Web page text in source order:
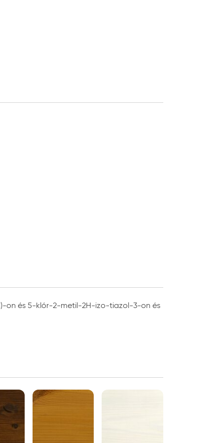
3in1 favédő lazúr felhasználásra kész
fajtájától és alapszínétől.
Magasabb páratartalom és
relatív páratartalom mellett kb. 1 óra
on és 5-klór-2-metil-2H-izo-tiazol-3-on és